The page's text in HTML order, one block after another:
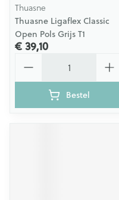
Thuasne
Thuasne Ligaflex Classic
Open Pols Grijs T1
€ 39,10
Bestel